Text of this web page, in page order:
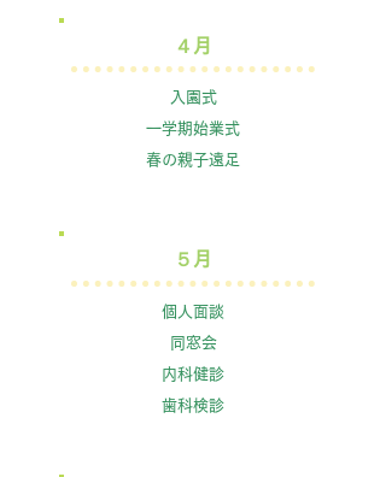
​４月
入園式
一学期始業式
春の親子遠足
​５月
個人面談
同窓会
内科健診
​歯科検診